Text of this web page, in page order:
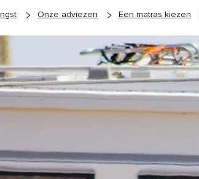
Onze adviezen Een matras kiezen